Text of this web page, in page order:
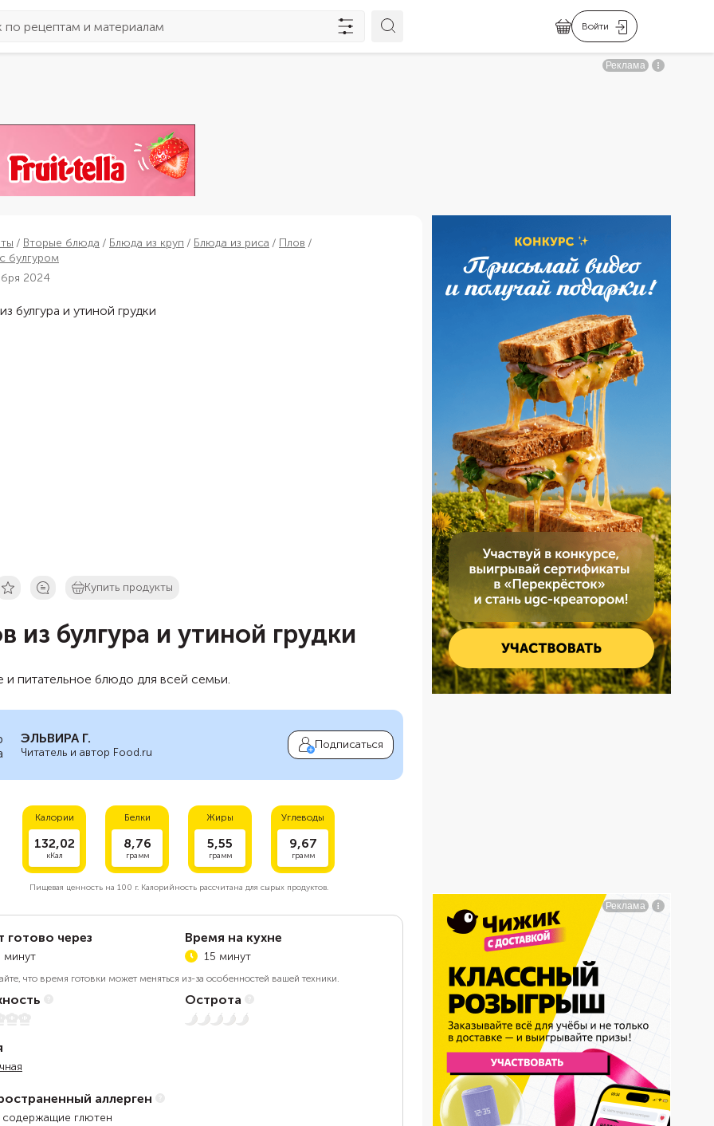
Войти
Вторые блюда Блюда из круп Блюда из риса
Плов
булгуром
2024
Купить продукты
из булгура и утиной грудки
и питательное блюдо для всей семьи.
ЭЛЬВИРА Г.
Читатель и автор Food.ru
Подписаться
Калории
132,02
кКал
Белки
8,76
грамм
Жиры
5,55
грамм
Углеводы
9,67
грамм
Пищевая ценность на 100 г.Калорийность рассчитана для сырых продуктов.
готово через
минут
Время на кухне
15 минут
что время готовки может меняться из-за особенностей вашей техники.
Острота
Нет остроты
аллерген
содержащие глютен